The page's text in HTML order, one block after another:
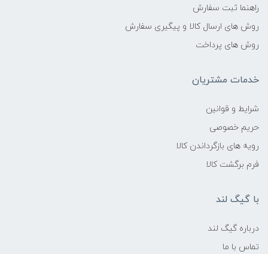
راهنما ثبت سفارش
روش های ارسال کالا و پیگیری سفارش
روش های پرداخت
خدمات مشتریان
شرایط و قوانین
حریم خصوصی
رویه های بازگرداندن کالا
فرم برگشت کالا
با گیگ لند
درباره گیگ لند
تماس با ما